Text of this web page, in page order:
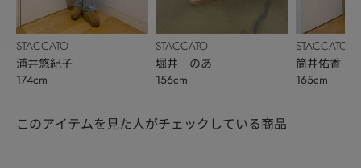
STACCATO
浦井悠紀子
174cm
STACCATO
堀井 のあ
156cm
STACCATO
筒井佑香
165cm
このアイテムを見た人がチェックしている商品